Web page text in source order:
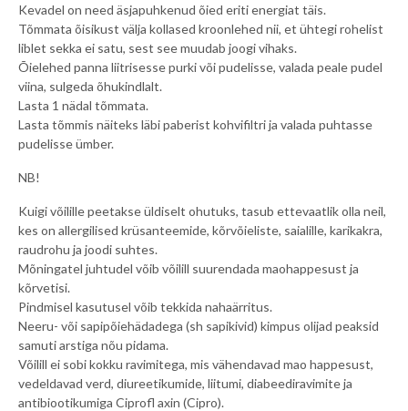
Kevadel on need äsjapuhkenud õied eriti energiat täis.
Tõmmata õisikust välja kollased kroonlehed nii, et ühtegi rohelist
liblet sekka ei satu, sest see muudab joogi vihaks.
Õielehed panna liitrisesse purki või pudelisse, valada peale pudel
viina, sulgeda õhukindlalt.
Lasta 1 nädal tõmmata.
Lasta tõmmis näiteks läbi paberist kohvifiltri ja valada puhtasse
pudelisse ümber.
NB!
Kuigi võilille peetakse üldiselt ohutuks, tasub ettevaatlik olla neil,
kes on allergilised krüsanteemide, kõrvõieliste, saialille, karikakra,
raudrohu ja joodi suhtes.
Mõningatel juhtudel võib võilill suurendada maohappesust ja
kõrvetisi.
Pindmisel kasutusel võib tekkida nahaärritus.
Neeru- või sapipõiehädadega (sh sapikivid) kimpus olijad peaksid
samuti arstiga nõu pidama.
Võilill ei sobi kokku ravimitega, mis vähendavad mao happesust,
vedeldavad verd, diureetikumide, liitumi, diabeediravimite ja
antibiootikumiga Ciprofl axin (Cipro).